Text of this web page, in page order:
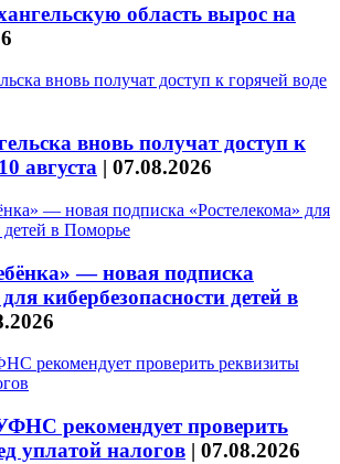
область вырос на
вновь получат доступ к
августа | 07.08.2026
— новая подписка
кибербезопасности детей в
рекомендует проверить
уплатой налогов | 07.08.2026